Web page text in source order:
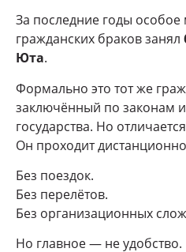
За последние годы особое
гражданских браков занял
Юта.
Формально это тот же
заключённый по законам
государства. Но
Он проходит
Без поездок.
Без перелётов.
Без организационных
Но главное — не удобство.